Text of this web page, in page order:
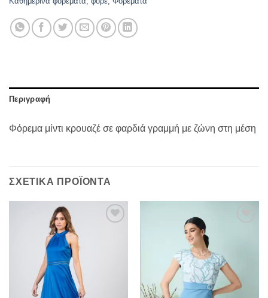
Περιγραφή
Φόρεμα μίντι κρουαζέ σε φαρδιά γραμμή με ζώνη στη μέση
ΣΧΕΤΙΚΆ ΠΡΟΪΌΝΤΑ